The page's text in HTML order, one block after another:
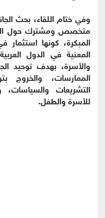
وفي ختام اللقاء، بحث
متخصص ومشترك حول
المبكرة، كونها
المعنية في الدول
والأسرة، بهدف توحيد
الممارسات،
التشريعات والسياسات،
للأسرة والطفل.